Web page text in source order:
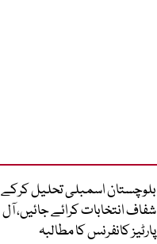
بلوچستان اسمبلی تحلیل کرکے
شفاف انتخابات کرائے جائیں، آل
پارٹیز کانفرنس کا مطالبہ